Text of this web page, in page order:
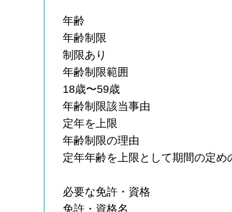
年齢
年齢制限
制限あり
年齢制限範囲
18歳〜59歳
年齢制限該当事由
定年を上限
年齢制限の理由
定年年齢を上限として期間の定
必要な免許・資格
免許・資格名